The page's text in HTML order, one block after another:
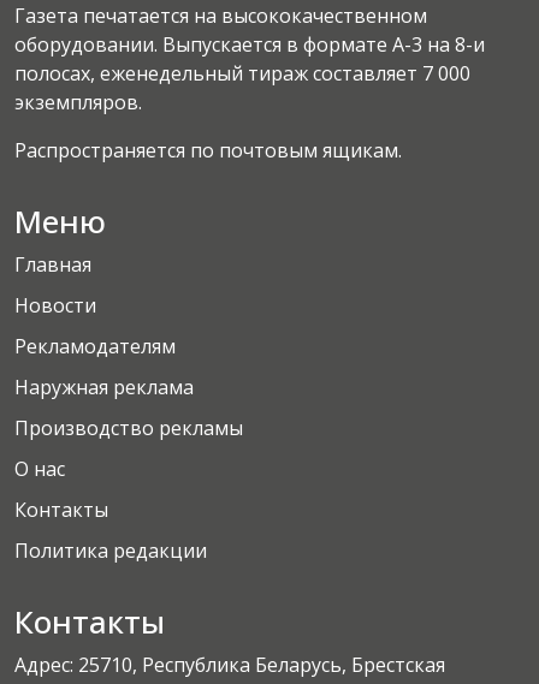
Газета печатается на высококачественном
оборудовании. Выпускается в формате А-3 на 8-и
полосах, еженедельный тираж составляет 7 000
экземпляров.
Распространяется по почтовым ящикам.
Меню
Главная
Новости
Рекламодателям
Наружная реклама
Производство рекламы
О нас
Контакты
Политика редакции
Контакты
Адрес: 25710, Республика Беларусь, Брестская